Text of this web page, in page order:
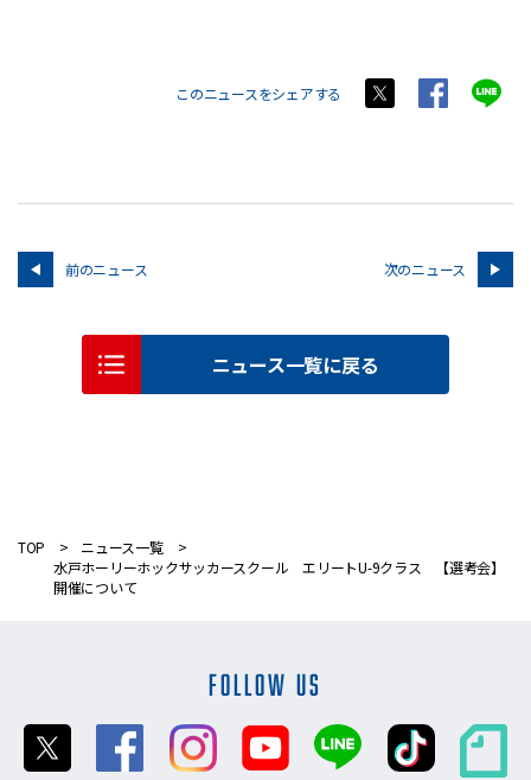
このニュースをシェアする
前のニュース 次のニュース
ニュース一覧に戻る
TOP
ニュース一覧
水戸ホーリーホックサッカースクール エリートU-9クラス 【選考会】
開催について
FOLLOW US